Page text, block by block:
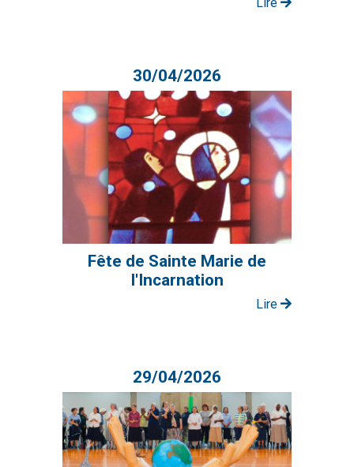
Lire
30/04/2026
Fête de Sainte Marie de
l'Incarnation
Lire
29/04/2026